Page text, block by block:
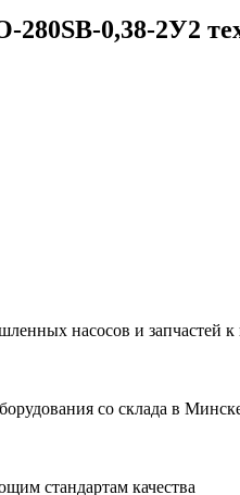
280SВ-0,38-2У2